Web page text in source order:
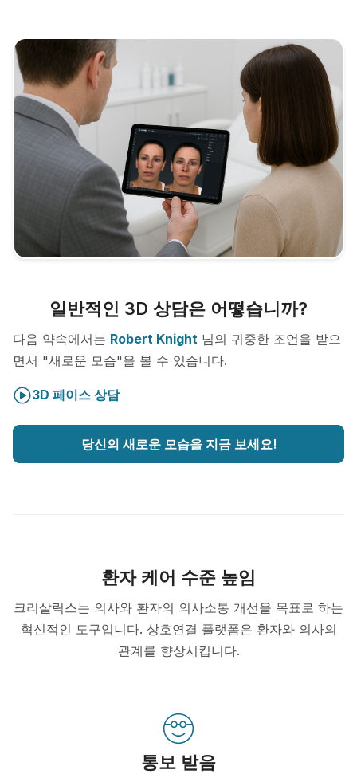
일반적인 3D 상담은 어떻습니까?
다음 약속에서는 Robert Knight 님의 귀중한 조언을 받으
면서 "새로운 모습"을 볼 수 있습니다.
3D 페이스 상담
당신의 새로운 모습을 지금 보세요!
환자 케어 수준 높임
크리살릭스는 의사와 환자의 의사소통 개선을 목표로 하는
혁신적인 도구입니다. 상호연결 플랫폼은 환자와 의사의
관계를 향상시킵니다.
통보 받음